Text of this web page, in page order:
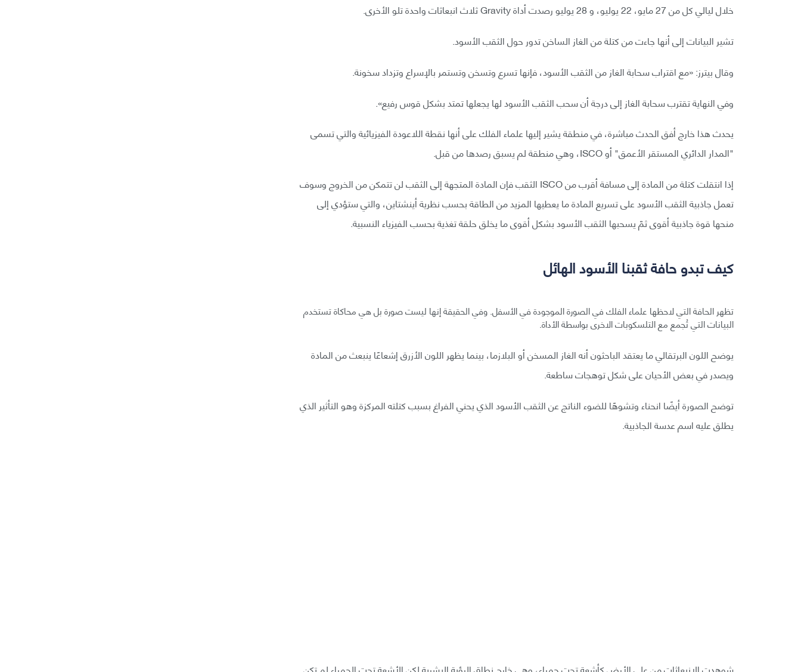
خلال ليالي كل من 27 مايو، 22 يوليو، و 28 يوليو رصدت أداة Gravity ثلاث انبعاثات واحدة تلو الأخرى.
تشير البيانات إلى أنها جاءت من كتلة من الغاز الساخن تدور حول الثقب الأسود.
وقال بيترز: «مع اقتراب سحابة الغاز من الثقب الأسود، فإنها تسرع وتسخن وتستمر بالإسراع وتزداد سخونة.
وفي النهاية تقترب سحابة الغاز إلى درجة أن سحب الثقب الأسود لها يجعلها تمتد بشكل قوس رفيع».
يحدث هذا خارج أفق الحدث مباشرة، في منطقة يشير إليها علماء الفلك على أنها نقطة اللاعودة الفيزيائية والتي تسمى
"المدار الدائري المستقر الأعمق" أو ISCO، وهي منطقة لم يسبق رصدها من قبل.
إذا انتقلت كتلة من المادة إلى مسافة أقرب من ISCO الثقب فإن المادة المتجهة إلى الثقب لن تتمكن من الخروج وسوف
تعمل جاذبية الثقب الأسود على تسريع المادة ما يعطيها المزيد من الطاقة بحسب نظرية أينشتاين، والتي ستؤدي إلى
منحها قوة جاذبية أقوى ثمّ يسحبها الثقب الأسود بشكل أقوى ما يخلق حلقة تغذية بحسب الفيزياء النسبية.
كيف تبدو حافة ثقبنا الأسود الهائل
تظهر الحافة التي لاحظها علماء الفلك في الصورة الموجودة في الأسفل. وفي الحقيقة إنها ليست صورة بل هي محاكاة تستخدم
البيانات التي تُجمع مع التلسكوبات الاخرى بواسطة الأداة.
يوضح اللون البرتقالي ما يعتقد الباحثون أنه الغاز المسخن أو البلازما، بينما يظهر اللون الأزرق إشعاعًا ينبعث من المادة
ويصدر في بعض الأحيان على شكل توهجات ساطعة.
توضح الصورة أيضًا انحناء وتشوهًا للضوء الناتج عن الثقب الأسود الذي يحني الفراغ بسبب كتلته المركزة وهو التأثير الذي
يطلق عليه اسم عدسة الجاذبية.